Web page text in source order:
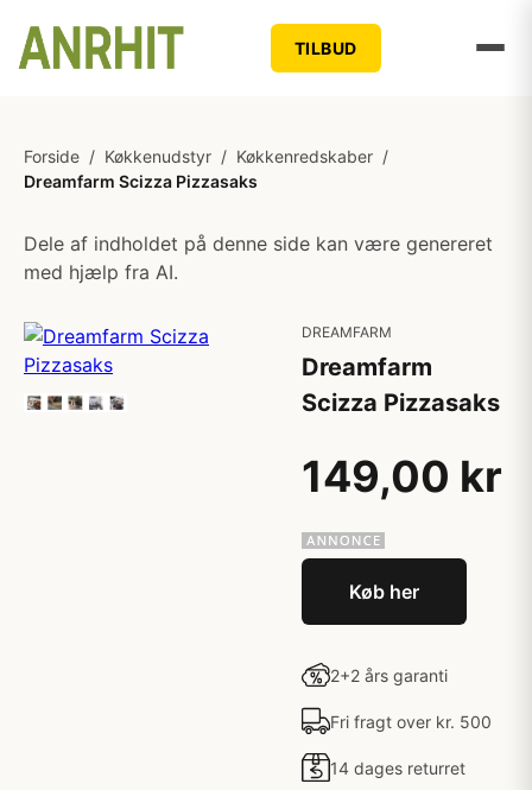
TILBUD
Forside / Køkkenudstyr / Køkkenredskaber /
Dreamfarm Scizza Pizzasaks
Dele af indholdet på denne side kan være genereret
med hjælp fra AI.
DREAMFARM
Dreamfarm
Scizza Pizzasaks
149,00 kr
Køb her
2+2 års garanti
Fri fragt over kr. 500
14 dages returret